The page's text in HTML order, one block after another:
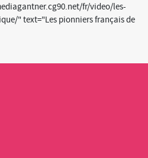
fr/video/les-
" text="Les pionniers français de